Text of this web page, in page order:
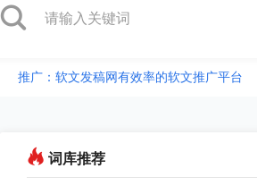
推广：软文发稿网有效率的软文推广平台
词库推荐